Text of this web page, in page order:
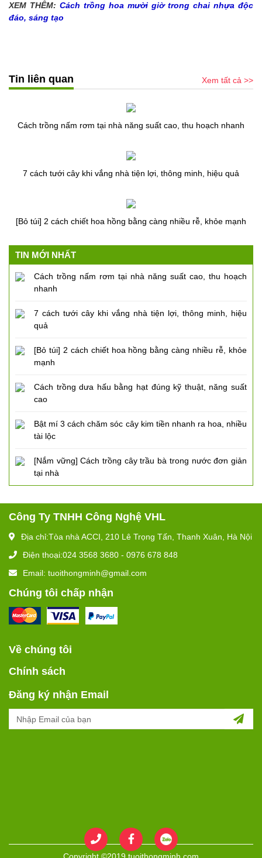
TIN MỚI NHẤT
Cách trồng nấm rơm tại nhà năng suất cao, thu hoạch
nhanh
7 cách tưới cây khi vắng nhà tiện lợi, thông minh, hiệu
quả
[Bỏ túi] 2 cách chiết hoa hồng bằng càng nhiều rễ, khỏe
mạnh
Cách trồng dưa hấu bằng hạt đúng kỹ thuật, năng suất
cao
Bật mí 3 cách chăm sóc cây kim tiền nhanh ra hoa, nhiều
tài lộc
[Nắm vững] Cách trồng cây trầu bà trong nước đơn giản
tại nhà
XEM THÊM: Cách trồng hoa mười giờ trong chai nhựa độc
đáo, sáng tạo
Tin liên quan Xem tất cả >>
Cách trồng nấm rơm tại nhà năng suất cao, thu hoạch nhanh
7 cách tưới cây khi vắng nhà tiện lợi, thông minh, hiệu quả
[Bỏ túi] 2 cách chiết hoa hồng bằng càng nhiều rễ, khỏe mạnh
Công Ty TNHH Công Nghệ VHL
Địa chỉ:Tòa nhà ACCI, 210 Lê Trọng Tấn, Thanh Xuân, Hà Nội
Điện thoại:024 3568 3680 - 0976 678 848
Email: tuoithongminh@gmail.com
Chúng tôi chấp nhận
Về chúng tôi
Chính sách
Đăng ký nhận Email